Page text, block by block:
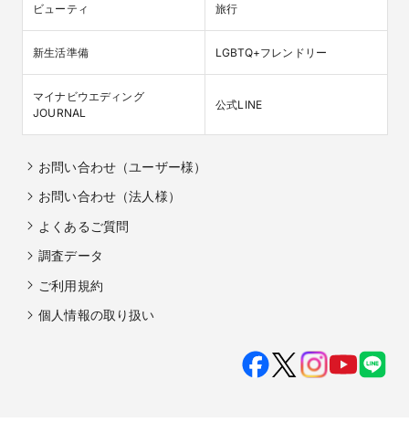
ビューティ 旅行
新生活準備 LGBTQ+フレンドリー
マイナビウエディング
JOURNAL
公式LINE
お問い合わせ（ユーザー様）
お問い合わせ（法人様）
よくあるご質問
調査データ
ご利用規約
個人情報の取り扱い